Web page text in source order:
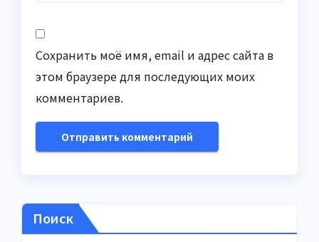
Сохранить моё имя, email и адрес сайта в
этом браузере для последующих моих
комментариев.
Поиск